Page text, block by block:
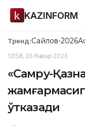
KAZINFORM
Тренд:Сайлов-2026
13:58, 26 Январ 2023
«Самруқ-
ўтказади